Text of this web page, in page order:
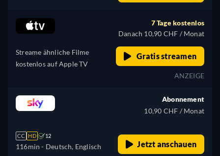
Streame ähnliche Filme
kostenlos auf Apple TV
7 Tage kostenlos
Danach 10,90 CHF / Monat
Gratis streamen
ANZEIGE
CC HD 12
116min - Deutsch, Englisch
Abonnement
10,90 CHF / Monat
Jetzt anschauen